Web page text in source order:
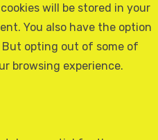
will be stored in your
You also have the option
opting out of some of
browsing experience.